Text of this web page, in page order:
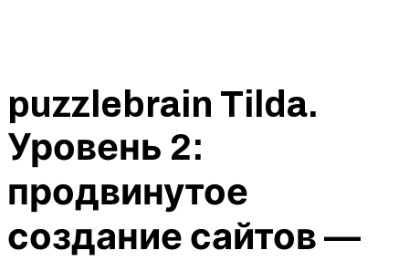
puzzlebrain Tilda.
Уровень 2:
продвинутое
создание сайтов —